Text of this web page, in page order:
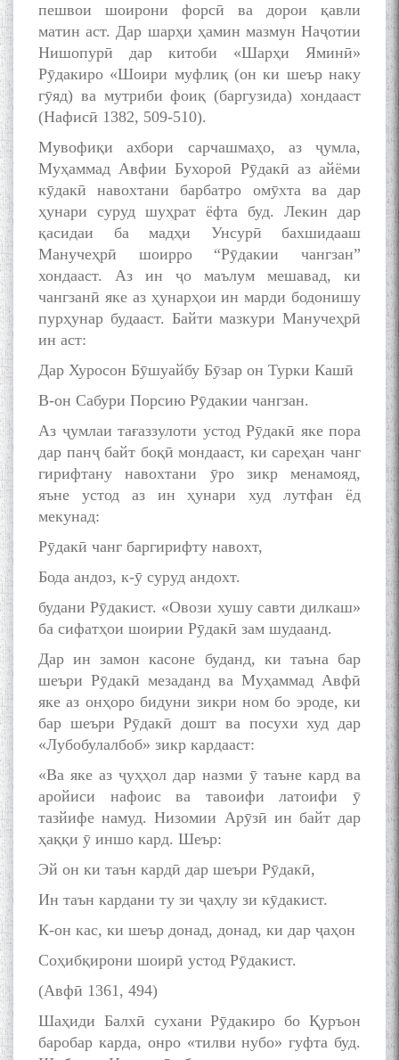
пешвои шоирони форсӣ ва дорои қавли
матин аст. Дар шарҳи ҳамин мазмун Наҷотии
Нишопурӣ дар китоби «Шарҳи Яминӣ»
Рӯдакиро «Шоири муфлиқ (он ки шеър наку
гӯяд) ва мутриби фоиқ (баргузида) хондааст
(Нафисӣ 1382, 509-510).
Мувофиқи ахбори сарчашмаҳо, аз ҷумла,
Муҳаммад Авфии Бухороӣ Рӯдакӣ аз айёми
кӯдакӣ навохтани барбатро омӯхта ва дар
ҳунари суруд шуҳрат ёфта буд. Лекин дар
қасидаи ба мадҳи Унсурӣ бахшидааш
Манучеҳрӣ шоирро “Рӯдакии чангзан”
хондааст. Аз ин ҷо маълум мешавад, ки
чангзанӣ яке аз ҳунарҳои ин марди бодонишу
пурҳунар будааст. Байти мазкури Манучеҳрӣ
ин аст:
Дар Хуросон Бӯшуайбу Бӯзар он Турки Кашӣ
В-он Сабури Порсию Рӯдакии чангзан.
Аз ҷумлаи тағаззулоти устод Рӯдакӣ яке пора
дар панҷ байт боқӣ мондааст, ки сареҳан чанг
гирифтану навохтани ӯро зикр менамояд,
яъне устод аз ин ҳунари худ лутфан ёд
мекунад:
Рӯдакӣ чанг баргирифту навохт,
Бода андоз, к-ӯ суруд андохт.
будани Рӯдакист. «Овози хушу савти дилкаш»
ба сифатҳои шоирии Рӯдакӣ зам шудаанд.
Дар ин замон касоне буданд, ки таъна бар
шеъри Рӯдакӣ мезаданд ва Муҳаммад Авфӣ
яке аз онҳоро бидуни зикри ном бо эроде, ки
бар шеъри Рӯдакӣ дошт ва посухи худ дар
«Лубобулалбоб» зикр кардааст:
«Ва яке аз ҷуҳҳол дар назми ӯ таъне кард ва
аройиси нафоис ва тавоифи латоифи ӯ
тазйифе намуд. Низомии Арӯзӣ ин байт дар
ҳаққи ӯ иншо кард. Шеър:
Эй он ки таън кардӣ дар шеъри Рӯдакӣ,
Ин таън кардани ту зи ҷаҳлу зи кӯдакист.
К-он кас, ки шеър донад, донад, ки дар ҷаҳон
Соҳибқирони шоирӣ устод Рӯдакист.
(Авфӣ 1361, 494)
Шаҳиди Балхӣ сухани Рӯдакиро бо Қуръон
баробар карда, онро «тилви нубо» гуфта буд.